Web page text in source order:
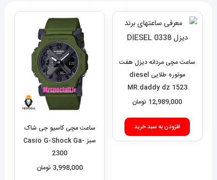
ساعت مچی مردانه دیزل هفت
موتوره طلایی diesel
MR.daddy dz 1523
12,989,000 تومان
افزودن به سبد خرید
ساعت مچی کاسیو جی شاک
سبز Casio G-Shock Ga-
2300
3,998,000 تومان